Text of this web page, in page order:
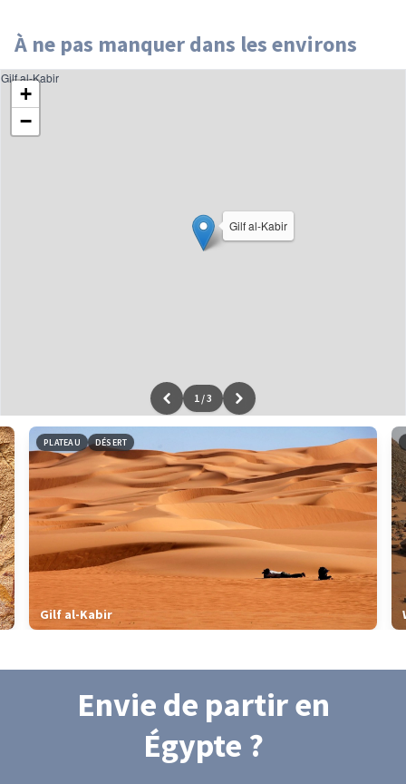
À ne pas manquer dans les environs
Gilf al-Kabir
+
−
Leaflet|données ©OpenStreetMap/ODbL - renduOSM France
Gilf al-Kabir
1 /3
PLATEAU DÉSERT
Gilf al-Kabir
Envie de partiren
Égypte ?